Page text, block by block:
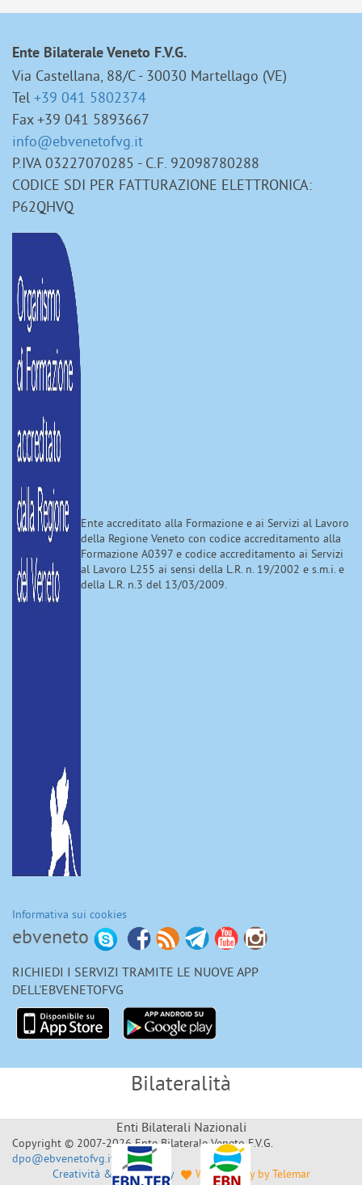
Ente Bilaterale Veneto F.V.G.
Via Castellana, 88/C - 30030 Martellago (VE)
Tel +39 041 5802374
Fax +39 041 5893667
info@ebvenetofvg.it
P.IVA 03227070285 - C.F. 92098780288
CODICE SDI PER FATTURAZIONE ELETTRONICA:
P62QHVQ
Ente accreditato alla Formazione e ai Servizi al Lavoro
della Regione Veneto con codice accreditamento alla
Formazione A0397 e codice accreditamento ai Servizi
al Lavoro L255 ai sensi della L.R. n. 19/2002 e s.m.i. e
della L.R. n.3 del 13/03/2009.
Informativa sui cookies
ebveneto
RICHIEDI I SERVIZI TRAMITE LE NUOVE APP
DELL'EBVENETOFVG
Bilateralità
Enti Bilaterali Nazionali
Copyright © 2007-2026 Ente Bilaterale Veneto F.V.G.
dpo@ebvenetofvg.it
Creatività & Sviluppo by
Web Agency by Telemar